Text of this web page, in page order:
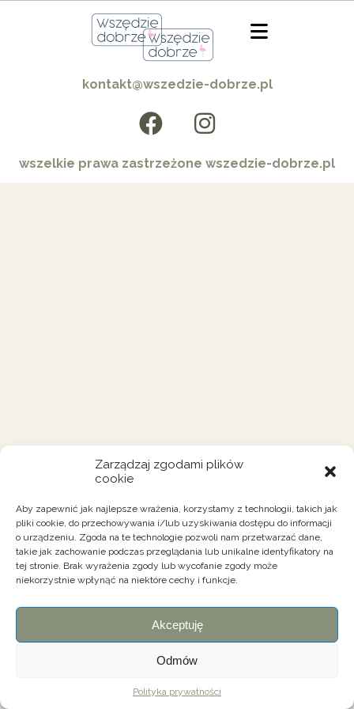
Zarządzaj zgodami plików
cookie
Aby zapewnić jak najlepsze wrażenia, korzystamy z technologii, takich jak
pliki cookie, do przechowywania i/lub uzyskiwania dostępu do informacji
o urządzeniu. Zgoda na te technologie pozwoli nam przetwarzać dane,
takie jak zachowanie podczas przeglądania lub unikalne identyfikatory na
tej stronie. Brak wyrażenia zgody lub wycofanie zgody może
niekorzystnie wpłynąć na niektóre cechy i funkcje.
Akceptuję
Odmów
Polityka prywatności
kontakt@wszedzie-dobrze.pl
wszelkie prawa zastrzeżone wszedzie-dobrze.pl